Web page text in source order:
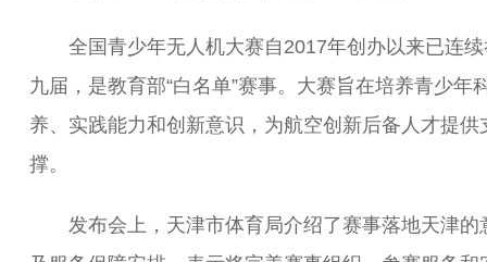
全国青少年无人机大赛自2017年创办以来已连续
九届，是教育部“白名单”赛事。大赛旨在培养青少年
养、实践能力和创新意识，为航空创新后备人才提供
撑。
发布会上，天津市体育局介绍了赛事落地天津的